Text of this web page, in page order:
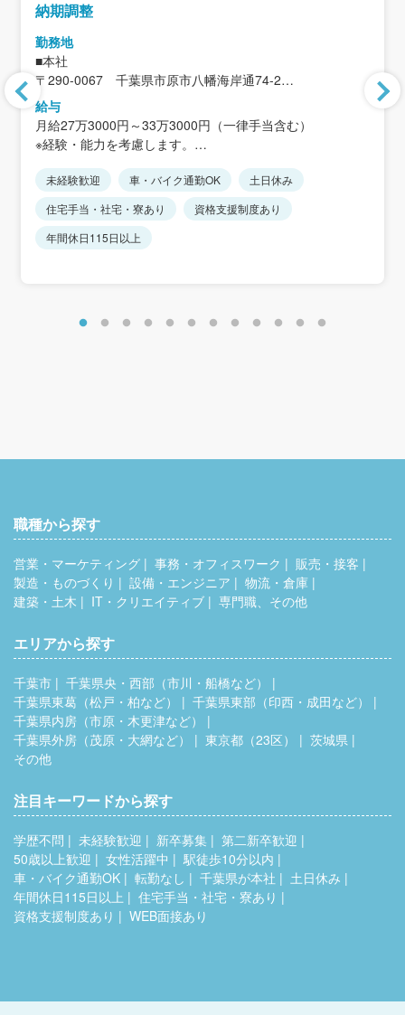
納期調整
勤務地
■本社
〒290-0067 千葉県市原市八幡海岸通74-2
＜アクセス＞
JR内房線「八幡宿駅」徒歩15分
※車通勤可能
※駐車場あり（月500円）
給与
月給27万3000円～33万3000円（一律手当含む）
※経験・能力を考慮します。
■賞与年2回
賞与実績：4.58ヶ月分（前年度実績）
■昇給あり
今年度昇給実績額：1ヶ月あたり1万5000円
残業手当：残業時間に応じて別途支給
未経験歓迎 車・バイク通勤OK
土日休み
住宅手当・社宅・寮あり
資格支援制度あり
年間休日115日以上
職種から探す
営業・マーケティング 事務・オフィスワーク
販売・接客
製造・ものづくり
設備・エンジニア
物流・倉庫
建築・土木
IT・クリエイティブ 専門職、その他
エリアから探す
千葉市
千葉県央・西部（市川・船橋など）
千葉県東葛（松戸・柏など）
千葉県東部（印西・成田など）
千葉県内房（市原・木更津など）
千葉県外房（茂原・大網など）
東京都（23区）
茨城県
その他
注目キーワードから探す
学歴不問 未経験歓迎 新卒募集
第二新卒歓迎
50歳以上歓迎
女性活躍中
駅徒歩10分以内
車・バイク通勤OK
転勤なし 千葉県が本社
土日休み
年間休日115日以上
住宅手当・社宅・寮あり
資格支援制度あり
WEB面接あり